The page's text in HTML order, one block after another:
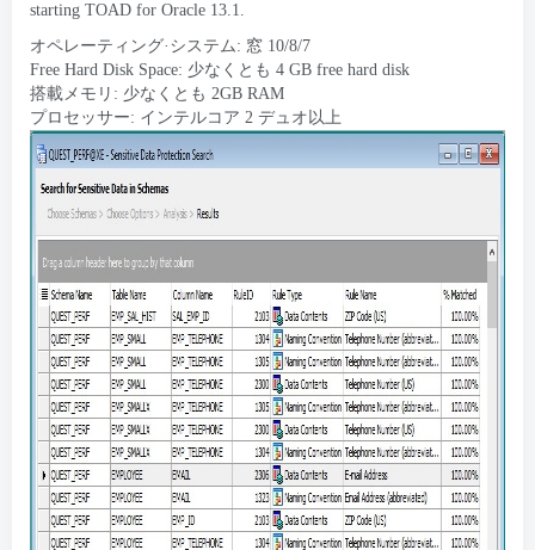
starting TOAD for Oracle 13.1.
オペレーティング·システム: 窓 10/8/7
Free Hard Disk Space: 少なくとも 4 GB free hard disk
搭載メモリ: 少なくとも 2GB RAM
プロセッサー: インテルコア 2 デュオ以上